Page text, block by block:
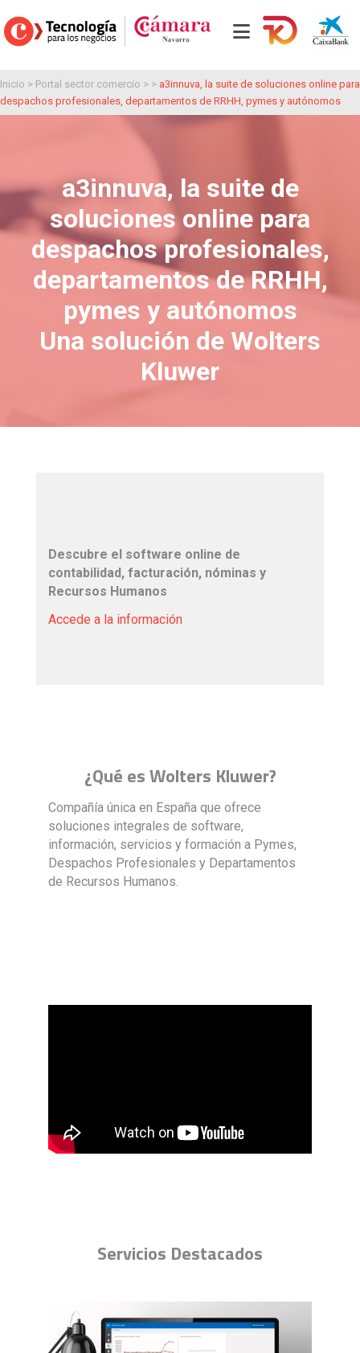
Inicio > Portal sector comercio > > a3innuva, la suite de soluciones online para
despachos profesionales, departamentos de RRHH, pymes y autónomos
a3innuva, la suite de
soluciones online para
despachos profesionales,
departamentos de RRHH,
pymes y autónomos
Una solución de Wolters
Kluwer
Descubre el software online de
contabilidad, facturación, nóminas y
Recursos Humanos
Accede a la información
¿Qué es Wolters Kluwer?
Compañía única en España que ofrece
soluciones integrales de software,
información, servicios y formación a Pymes,
Despachos Profesionales y Departamentos
de Recursos Humanos.
Servicios Destacados